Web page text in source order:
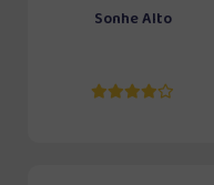
Sonhe Alto